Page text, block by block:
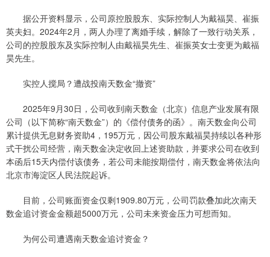
据公开资料显示，公司原控股股东、实际控制人为戴福昊、崔振
英夫妇。2024年2月，两人办理了离婚手续，解除了一致行动关系，
公司的控股股东及实际控制人由戴福昊先生、崔振英女士变更为戴福
昊先生。
实控人搅局？遭战投南天数金“撤资”
2025年9月30日，公司收到南天数金（北京）信息产业发展有限
公司（以下简称“南天数金”）的《偿付债务的函》。南天数金向公司
累计提供无息财务资助4，195万元，因公司股东戴福昊持续以各种形
式干扰公司经营，南天数金决定收回上述资助款，并要求公司在收到
本函后15天内偿付该债务，若公司未能按期偿付，南天数金将依法向
北京市海淀区人民法院起诉。
目前，公司账面资金仅剩1909.80万元，公司罚款叠加此次南天
数金追讨资金金额超5000万元，公司未来资金压力可想而知。
为何公司遭遇南天数金追讨资金？